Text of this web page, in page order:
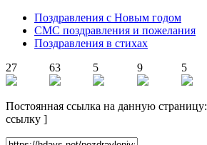
Поздравления с Новым годом
СМС поздравления и пожелания
Поздравления в стихах
27
63 5 9 5
Постоянная ссылка на данную страницу:
ссылку ]